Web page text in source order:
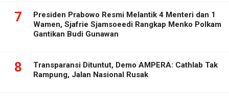
7
Presiden Prabowo Resmi Melantik 4 Menteri dan 1
Wamen, Sjafrie Sjamsoeedi Rangkap Menko Polkam
Gantikan Budi Gunawan
8
Transparansi Dituntut, Demo AMPERA: Cathlab Tak
Rampung, Jalan Nasional Rusak